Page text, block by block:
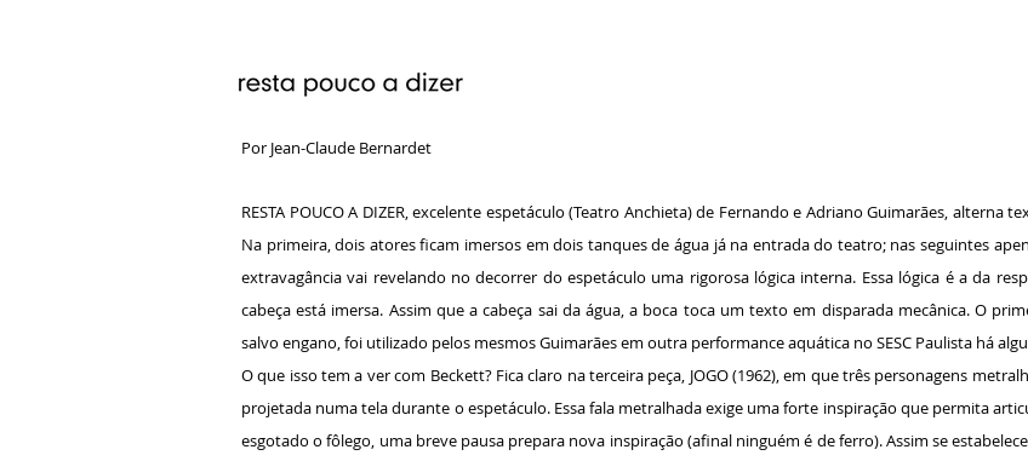
Por Jean-Claude Bernardet
RESTA POUCO A DIZER, excelente espetáculo (Teatro Anchieta) de Fernando e Adriano Guimarães, alterna
Na primeira, dois atores ficam imersos em dois tanques de água já na entrada do teatro; nas seguintes
extravagância vai revelando no decorrer do espetáculo uma rigorosa lógica interna. Essa lógica é a da
cabeça está imersa. Assim que a cabeça sai da água, a boca toca um texto em disparada mecânica. O
salvo engano, foi utilizado pelos mesmos Guimarães em outra performance aquática no SESC Paulista há
O que isso tem a ver com Beckett? Fica claro na terceira peça, JOGO (1962), em que três personagens
projetada numa tela durante o espetáculo. Essa fala metralhada exige uma forte inspiração que permita
esgotado o fôlego, uma breve pausa prepara nova inspiração (afinal ninguém é de ferro). Assim se